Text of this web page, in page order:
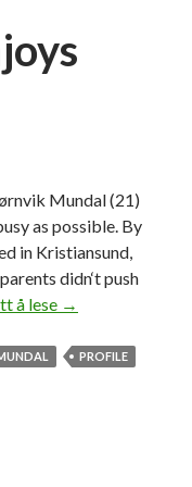
Mundal (21)
as possible. By
in Kristiansund,
didn‘t push
å lese F
r
→
PROFILE